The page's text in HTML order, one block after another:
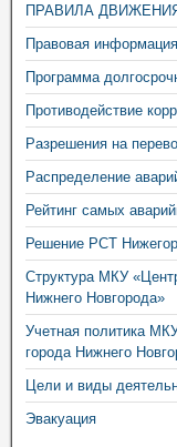
ПРАВИЛА
Правовая
Программа
Противодействие
Разрешения на
Распределение
Рейтинг самых
Решение РСТ
Структура МКУ
Нижнего Новгорода»
Учетная политика
города Нижнего
Цели и виды
Эвакуация